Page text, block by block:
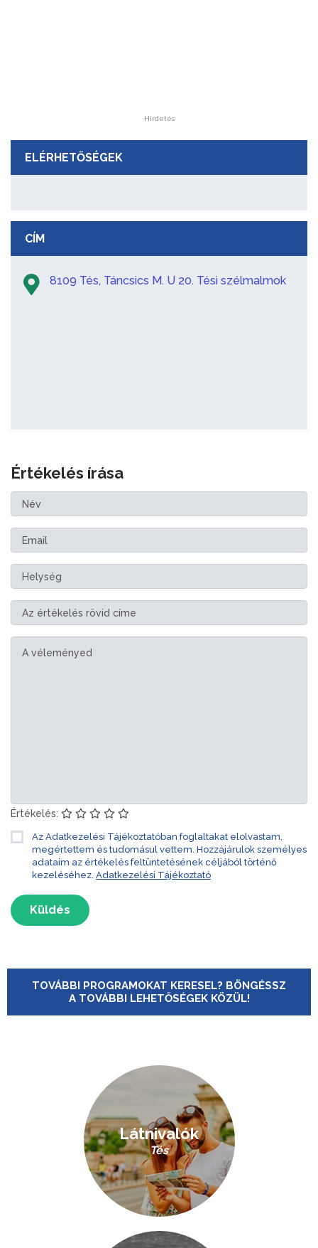
Hirdetés
ELÉRHETŐSÉGEK
CÍM
8109 Tés, Táncsics M. U 20. Tési szélmalmok
Értékelés írása
Értékelés:
Az Adatkezelési Tájékoztatóban foglaltakat elolvastam,
megértettem és tudomásul vettem. Hozzájárulok személyes
adataim az értékelés feltüntetésének céljából történő
kezeléséhez. Adatkezelési Tájékoztató
Küldés
TOVÁBBI PROGRAMOKAT KERESEL? BÖNGÉSSZ
A TOVÁBBI LEHETŐSÉGEK KÖZÜL!
Látnivalók
Tés